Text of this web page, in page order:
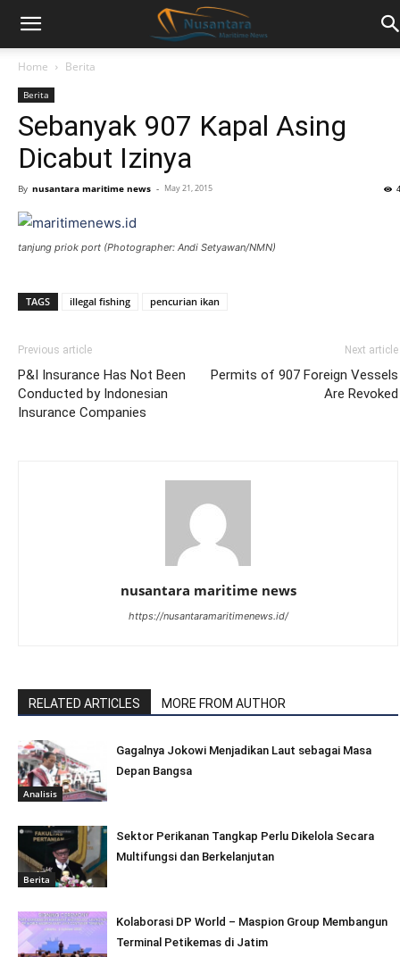
Home Berita
Berita
Sebanyak 907 Kapal Asing
Dicabut Izinya
By nusantara maritime news - May 21, 2015
tanjung priok port (Photographer: Andi Setyawan/NMN)
TAGS illegal fishing pencurian ikan
Previous article
P&I Insurance Has Not Been
Conducted by Indonesian
Insurance Companies
Next article
Permits of 907 Foreign Vessels
Are Revoked
nusantara maritime news
https://nusantaramaritimenews.id/
RELATED ARTICLES MORE FROM AUTHOR
Analisis
Gagalnya Jokowi Menjadikan Laut sebagai Masa
Depan Bangsa
Berita
Sektor Perikanan Tangkap Perlu Dikelola Secara
Multifungsi dan Berkelanjutan
Kolaborasi DP World – Maspion Group Membangun
Terminal Petikemas di Jatim